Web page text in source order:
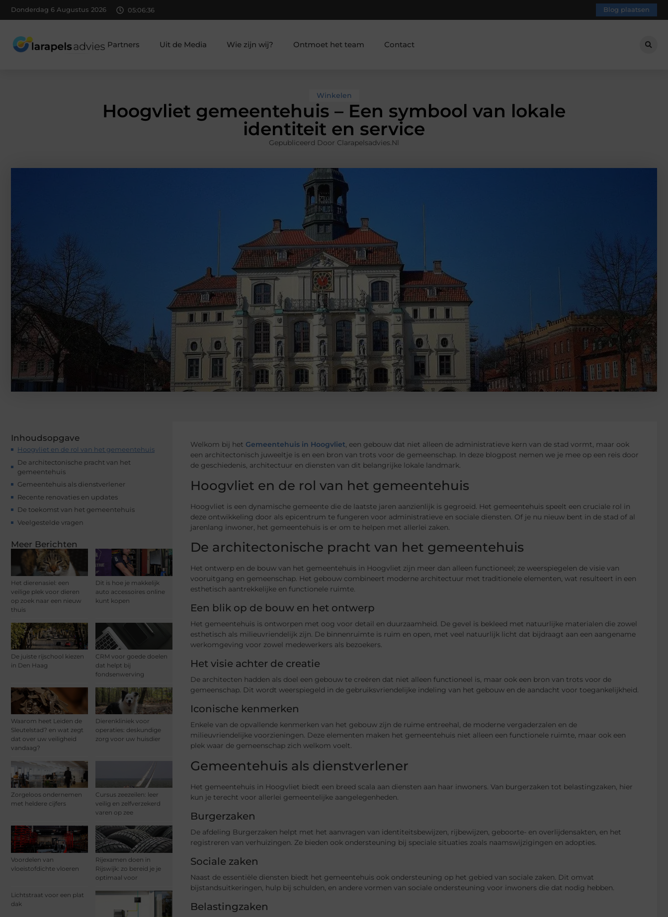
Donderdag 6 Augustus 2026 05:06:38 Blog plaatsen
Partners Uit de Media Wie zijn wij? Ontmoet het team Contact
Winkelen
Hoogvliet gemeentehuis – Een symbool van lokale
identiteit en service
Gepubliceerd Door Clarapelsadvies.nl
Inhoudsopgave
Hoogvliet en de rol van het gemeentehuis
De architectonische pracht van het
gemeentehuis
Gemeentehuis als dienstverlener
Recente renovaties en updates
De toekomst van het gemeentehuis
Veelgestelde vragen
Meer Berichten
Het dierenasiel: een
veilige plek voor dieren
op zoek naar een nieuw
thuis
Dit is hoe je makkelijk
auto accessoires online
kunt kopen
De juiste rijschool kiezen
in Den Haag
CRM voor goede doelen
dat helpt bij
fondsenwerving
Waarom heet Leiden de
Sleutelstad? en wat zegt
dat over uw veiligheid
vandaag?
Dierenkliniek voor
operaties: deskundige
zorg voor uw huisdier
Zorgeloos ondernemen
met heldere cijfers
Cursus zeezeilen: leer
veilig en zelfverzekerd
varen op zee
Voordelen van
vloeistofdichte vloeren
Rijexamen doen in
Rijswijk: zo bereid je je
optimaal voor
Lichtstraat voor een plat
dak
Welkom bij het Gemeentehuis in Hoogvliet, een gebouw dat niet alleen de administratieve kern van de stad vormt, maar ook
een architectonisch juweeltje is en een bron van trots voor de gemeenschap. In deze blogpost nemen we je mee op een reis door
de geschiedenis, architectuur en diensten van dit belangrijke lokale landmark.
Hoogvliet en de rol van het gemeentehuis
Hoogvliet is een dynamische gemeente die de laatste jaren aanzienlijk is gegroeid. Het gemeentehuis speelt een cruciale rol in
deze ontwikkeling door als epicentrum te fungeren voor administratieve en sociale diensten. Of je nu nieuw bent in de stad of al
jarenlang inwoner, het gemeentehuis is er om te helpen met allerlei zaken.
De architectonische pracht van het gemeentehuis
Het ontwerp en de bouw van het gemeentehuis in Hoogvliet zijn meer dan alleen functioneel; ze weerspiegelen de visie van
vooruitgang en gemeenschap. Het gebouw combineert moderne architectuur met traditionele elementen, wat resulteert in een
esthetisch aantrekkelijke en functionele ruimte.
Een blik op de bouw en het ontwerp
Het gemeentehuis is ontworpen met oog voor detail en duurzaamheid. De gevel is bekleed met natuurlijke materialen die zowel
esthetisch als milieuvriendelijk zijn. De binnenruimte is ruim en open, met veel natuurlijk licht dat bijdraagt aan een aangename
werkomgeving voor zowel medewerkers als bezoekers.
Het visie achter de creatie
De architecten hadden als doel een gebouw te creëren dat niet alleen functioneel is, maar ook een bron van trots voor de
gemeenschap. Dit wordt weerspiegeld in de gebruiksvriendelijke indeling van het gebouw en de aandacht voor toegankelijkheid.
Iconische kenmerken
Enkele van de opvallende kenmerken van het gebouw zijn de ruime entreehal, de moderne vergaderzalen en de
milieuvriendelijke voorzieningen. Deze elementen maken het gemeentehuis niet alleen een functionele ruimte, maar ook een
plek waar de gemeenschap zich welkom voelt.
Gemeentehuis als dienstverlener
Het gemeentehuis in Hoogvliet biedt een breed scala aan diensten aan haar inwoners. Van burgerzaken tot belastingzaken, hier
kun je terecht voor allerlei gemeentelijke aangelegenheden.
Burgerzaken
De afdeling Burgerzaken helpt met het aanvragen van identiteitsbewijzen, rijbewijzen, geboorte- en overlijdensakten, en het
registreren van verhuizingen. Ze bieden ook ondersteuning bij speciale situaties zoals naamswijzigingen en adopties.
Sociale zaken
Naast de essentiële diensten biedt het gemeentehuis ook ondersteuning op het gebied van sociale zaken. Dit omvat
bijstandsuitkeringen, hulp bij schulden, en andere vormen van sociale ondersteuning voor inwoners die dat nodig hebben.
Belastingzaken